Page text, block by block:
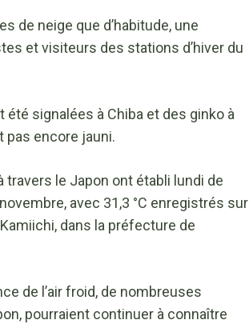
de neige que d’habitude, une
et visiteurs des stations d’hiver du
signalées à Chiba et des ginko à
pas encore jauni.
travers le Japon ont établi lundi de
avec 31,3 °C enregistrés sur
Kamiichi, dans la préfecture de
de l’air froid, de nombreuses
pourraient continuer à connaître